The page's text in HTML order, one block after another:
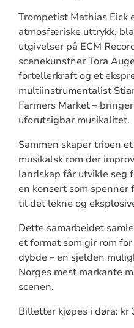
Trompetist Mathias Eick
atmosfæriske uttrykk,
utgivelser på ECM
scenekunstner Tora
fortellerkraft og et
multiinstrumentalist
Farmers Market –
uforutsigbar musikalitet.
Sammen skaper trioen
musikalsk rom der
landskap får utvikle seg
en konsert som
til det lekne og
Dette samarbeidet
et format som gir rom
dybde – en sjelden
Norges mest markante
scenen.
Billetter kjøpes i døra: kr